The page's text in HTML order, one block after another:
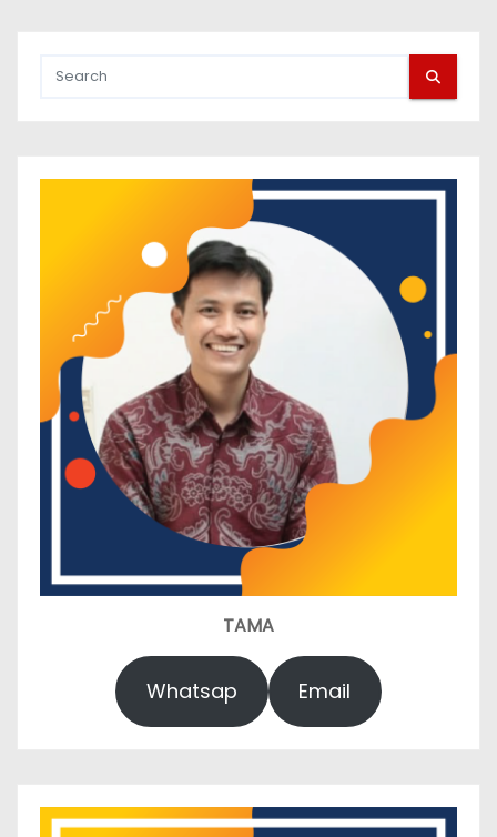
TAMA
Whatsap Email